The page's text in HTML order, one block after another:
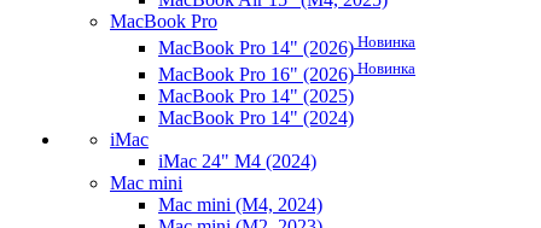
MacBook Pro
MacBook Pro 14" (2026) Новинка
MacBook Pro 16" (2026) Новинка
MacBook Pro 14" (2025)
MacBook Pro 14" (2024)
iMac
iMac 24" M4 (2024)
Mac mini
Mac mini (M4, 2024)